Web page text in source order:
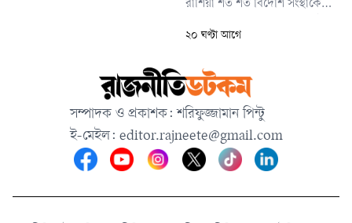
রাশিয়া শত শত বিদেশি সংস্থাকে
তালিকায় রয়েছে অ্যামনেস্টি
ওয়াচ, বিভিন্ন স্বাধীন সংবাদমাধ্যম
এবং যুক্তরাষ্ট্রের ইয়েল ও স্ট্যানফোর্ড
বিশ্ববিদ্যালয়ের মতো
শিক্ষাপ্রতিষ্ঠানও।
২০ ঘণ্টা আগে
সম্পাদক ও প্রকাশক: শরিফুজ্জামান পিন্টু
ই-মেইল: editor.rajneete@gmail.com